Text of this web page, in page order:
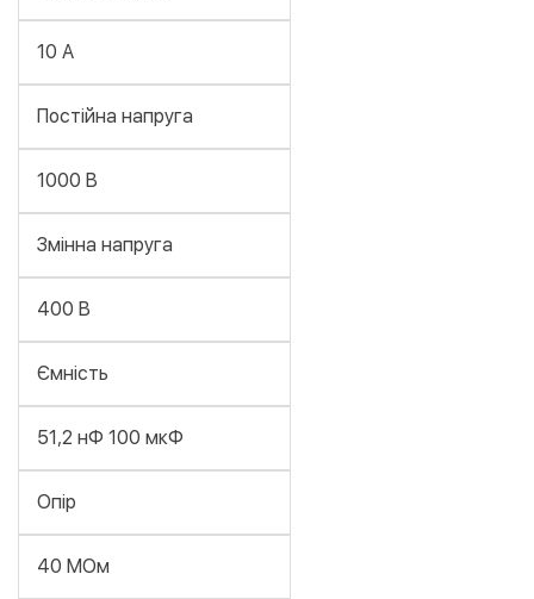
10 А
Постійна напруга
1000 В
Змінна напруга
400 В
Ємність
51,2 нФ 100 мкФ
Опір
40 МОм